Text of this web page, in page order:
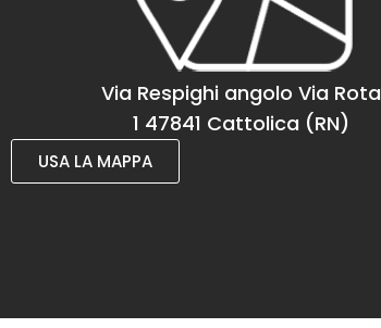
Via Respighi angolo Via Rota
1 47841 Cattolica (RN)
USA LA MAPPA